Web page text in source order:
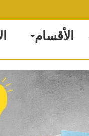
الأقسام